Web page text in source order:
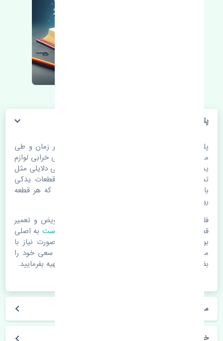
پلوس راست پژو 2008 اصلی
پلوس راست پژو 2008 اصلی. قطعات خودرو با گذر زمان و طی
مسافت مستحلک می شوند. اغلب اوقات علت اصلی خرابی لوازم
یدکی اتومبیل مستحلک شدن قطعات می باشد. ولی دلایلی مثل
تصادفات و حوادث نیز می تواند عامل تعویض قطعات یدکی
باشد. خودرو مجموعه ای به هم پیوسته می باشد که هر قطعه
روی قطعه یا قطعات دیگر تاثیر مستقیم دارد.
فلذا در صورت خرابی در اسرع زمان نسبت به تعویض و تعمیر
قطعات یدکی اقدام فرمایید. در زمان
خرید پلوس راست به اصلی
بودن و کیفیت قطعات بسیار توجه بفرمایید. در صورت نیاز با
مکانیک و کارشناسان در این زمینه مشورت کنید. سعی خود را
بفرمایید تا قطعات یدکی را از فروشگاه های معتبر تهیه بفرمایید.
مشخصات فنی پلوس راست پژو 2008 اصلی
خودروسازی پژو